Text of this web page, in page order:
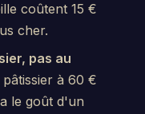
coûtent 15 €
cher.
pas au
à 60 €
le goût d'un